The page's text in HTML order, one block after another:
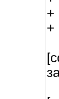
+
+